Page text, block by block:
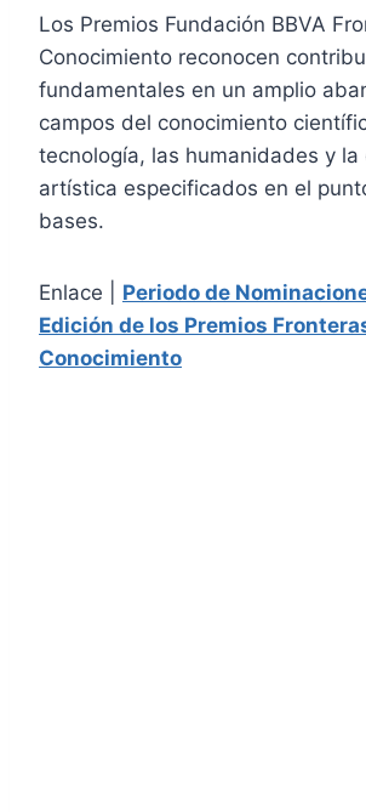
Los Premios Fundación BBVA
Conocimiento reconocen
fundamentales en un amplio
campos del conocimiento
tecnología, las humanidades y la
artística especificados en el
bases.
Enlace | Periodo de
Edición de los Premios
Conocimiento